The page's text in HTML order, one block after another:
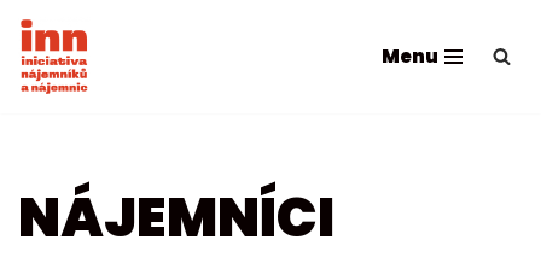
Přeskočit
na
Menu
NÁJEMNÍCI